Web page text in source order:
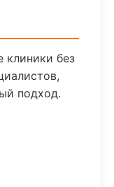
клиники без
подход.